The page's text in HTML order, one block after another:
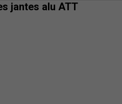
jantes alu ATT